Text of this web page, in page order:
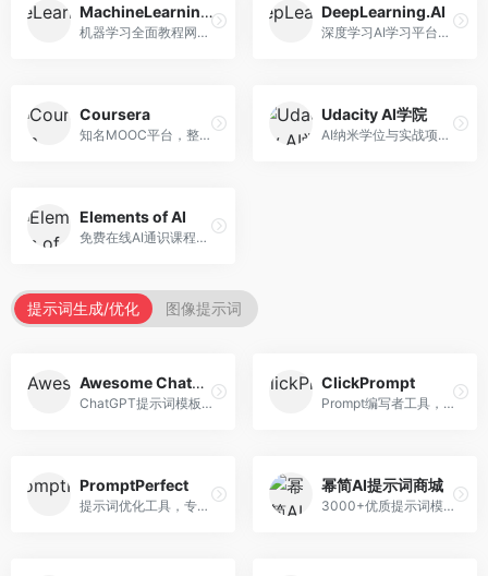
MachineLearningMastery
机器学习全面教程网站，专注于实用技能教学。面向开发者，提供机器学习算法、Python实现、项目实战等教程，实用性强。
DeepLearning.AI
深度学习AI学习平台，由吴恩达创立。面向AI学习者，提供深度学习专项课程、AI新闻、技术社区等资源，课程质量权威。
Coursera
知名MOOC平台，整合全球顶尖大学课程资源。面向学习者，提供AI、机器学习、深度学习等课程，证书认可度高，课程质量专业。
Udacity AI学院
AI纳米学位与实战项目平台，专注于职业导向学习。面向AI从业者，提供机器学习、深度学习、计算机视觉等纳米学位，项目实战性强。
Elements of AI
免费在线AI通识课程，专注于AI基础知识普及。面向普通大众，提供AI概念、原理、应用等入门知识，语言通俗易懂。
提示词生成/优化 图像提示词
Awesome ChatGPT Prompts
ChatGPT提示词模板库，专注于实用提示词收集。面向ChatGPT用户，提供提示词模板、使用场景、效果展示等资源，模板实用性强。
ClickPrompt
Prompt编写者工具，专注于提示词创作辅助。面向提示词创作者，提供提示词编辑、测试、分享等服务，创作工具完善。
PromptPerfect
提示词优化工具，专注于提示词质量提升。面向AI用户，提供提示词优化、效果测试、版本对比等服务，提示词优化专业。
幂简AI提示词商城
3000+优质提示词模板平台，专注于中文提示词。面向中文AI用户，提供提示词模板、分类检索、一键使用等服务，中文提示词丰富。